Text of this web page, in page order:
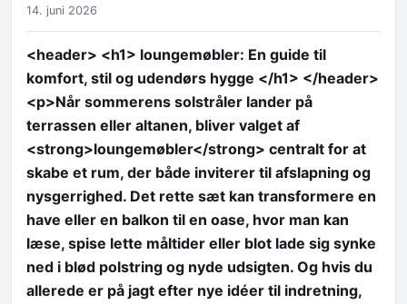
14. juni 2026
<header> <h1> loungemøbler: En guide til
komfort, stil og udendørs hygge </h1> </header>
<p>Når sommerens solstråler lander på
terrassen eller altanen, bliver valget af
<strong>loungemøbler</strong> centralt for at
skabe et rum, der både inviterer til afslapning og
nysgerrighed. Det rette sæt kan transformere en
have eller en balkon til en oase, hvor man kan
læse, spise lette måltider eller blot lade sig synke
ned i blød polstring og nyde udsigten. Og hvis du
allerede er på jagt efter nye idéer til indretning,